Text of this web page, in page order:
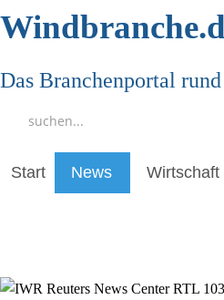
Das Branchenportal
Start News Wirtschaft